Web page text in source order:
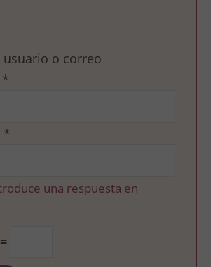
o correo
*
*
una respuesta en